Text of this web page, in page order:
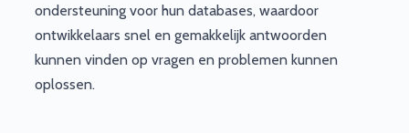
ondersteuning voor hun databases, waardoor
ontwikkelaars snel en gemakkelijk antwoorden
kunnen vinden op vragen en problemen kunnen
oplossen.